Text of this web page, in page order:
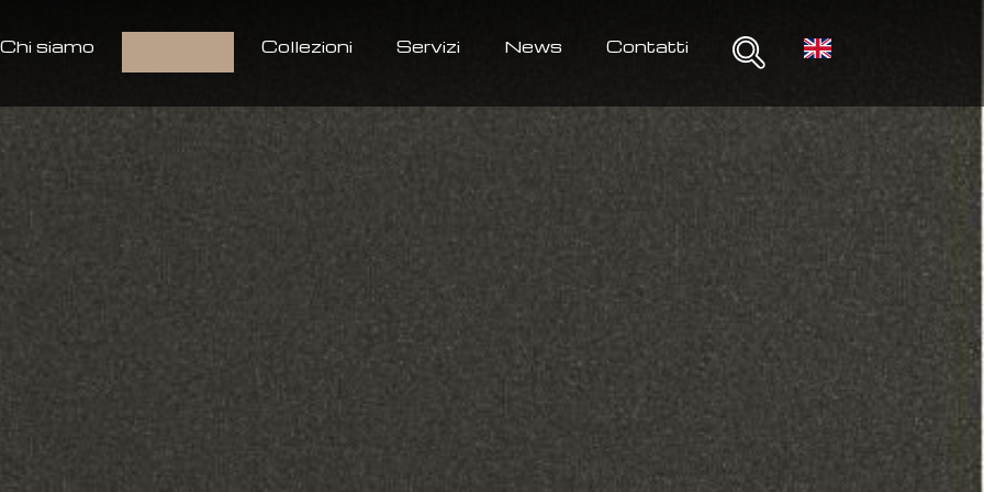
Chi siamo Collezioni Servizi News Contatti